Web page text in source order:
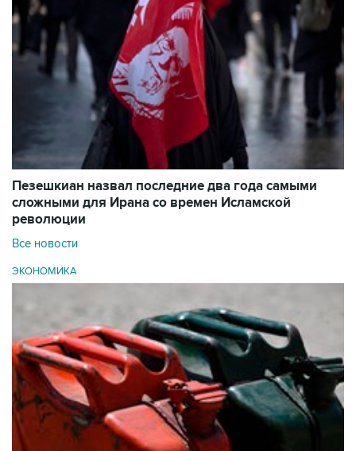
Пезешкиан назвал последние два года самыми
сложными для Ирана со времен Исламской
революции
Все новости
ЭКОНОМИКА